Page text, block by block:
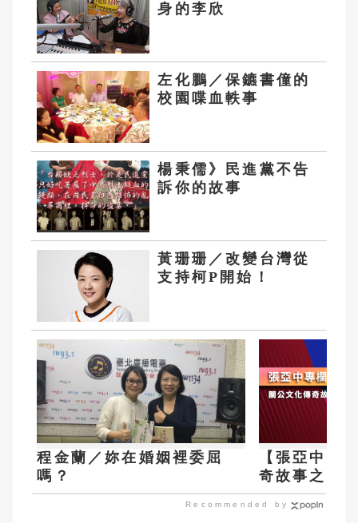
身的李欣
左化鵬／保鑣書僮的
校園喋血軼事
楊秉儒》民進黨不告
訴你的故事
黃珊珊／改變台灣從
支持柯P開始！
程金蘭／妳在婚姻裡委屈
嗎？
【張亞中專
奇故事之十
孝之妻
Recommended by